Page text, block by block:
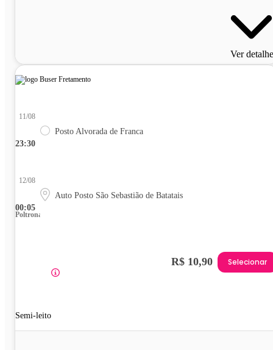
Ver
23:30
11/08
Posto Alvorada de Franca
00:05
12/08
Auto Posto São Sebastião de Batatais
Poltrona
Semi-leito
R$ 10,90 Selecionar